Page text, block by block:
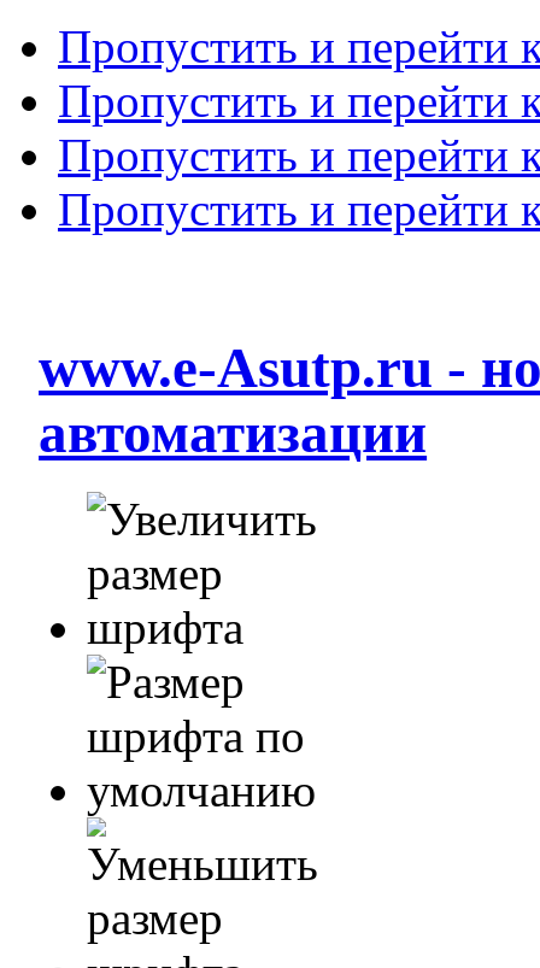
Пропустить и перейти
Пропустить и перейти
Пропустить и перейти
Пропустить и перейти
www.e-Asutp.ru -
автоматизации